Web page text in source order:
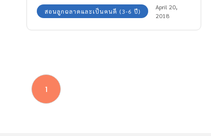
สอนลูกฉลาดและเป็นคนดี (3-6 ปี)
April 20,
2018
1